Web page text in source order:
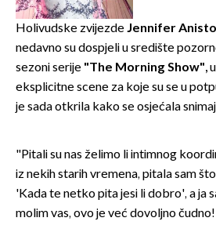
izazivaju
Holivudske zvijezdeJennifer
nedavno su dospjeli u središte
sezoni serije "The Morning Show",
eksplicitne scene za koje su se u
je sada otkrila kako se osjećala
"Pitali su nas želimo li intimnog
iz nekih starih vremena, pitala sam
'Kada te netko pita jesi li dobro', a ja
molim vas, ovo je već dovoljno